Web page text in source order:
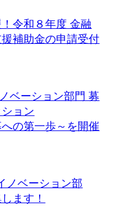
令和８年度 金融
補助金の申請受付
ベーション部門 募
ョン
の第一歩～を開催
ノベーション部
ます！